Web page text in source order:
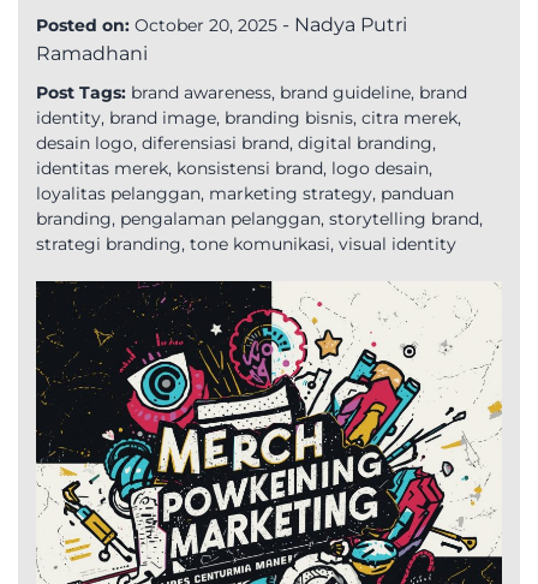
Posted on: October 20, 2025 - Nadya Putri
Ramadhani
Post Tags: brand awareness, brand guideline, brand
identity, brand image, branding bisnis, citra merek,
desain logo, diferensiasi brand, digital branding,
identitas merek, konsistensi brand, logo desain,
loyalitas pelanggan, marketing strategy, panduan
branding, pengalaman pelanggan, storytelling brand,
strategi branding, tone komunikasi, visual identity